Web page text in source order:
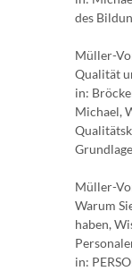
des
Müller-
Qualität
in:
Michael,
Müller-
Warum
haben,
in: